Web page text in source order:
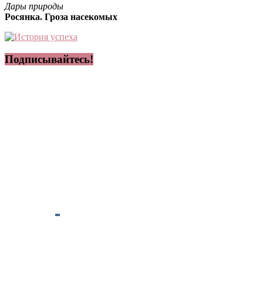
Дары природы
Росянка. Гроза насекомых
Подписывайтесь!